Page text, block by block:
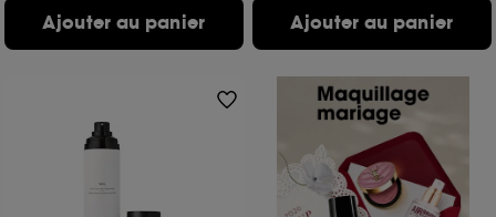
Ajouter au panier Ajouter au panier